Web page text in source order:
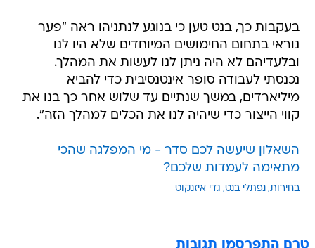
בעקבות כך, בנט טען כי בנוגע לנתניהו ראה "פער
נוראי בתחום החימושים המיוחדים שלא היו לנו
ובלעדיהם לא היה ניתן לנו לעשות את המהלך.
נכנסתי לעבודה סופר אינטנסיבית כדי להביא
מיליארדים, במשך שנתיים עד שלוש אחר כך בנו את
קווי הייצור כדי שיהיה לנו את הכלים למהלך הזה".
השאלון שיעשה לכם סדר - מי המפלגה שהכי
מתאימה לעמדות שלכם?
בחירות נפתלי בנט גדי איזנקוט